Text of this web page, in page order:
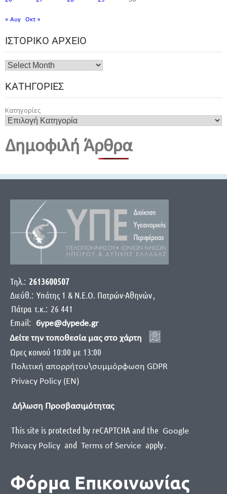
« Αυγ Οκτ »
ΙΣΤΟΡΙΚΌ ΑΡΧΕΊΟ
ΚΑΤΗΓΟΡΊΕΣ
Κατηγορίες
Δημοφιλή Άρθρα
Τηλ.: 2613600507
Διεύθ.: Yπάτης 1 & Ν.Ε.Ο. Πατρών-Αθηνών,
Πάτρα τ.κ.: 26 441
Email:
6ype@dypede.gr
Δείτε την τοποθεσία μας στο χάρτη
Ωρες κοινού 10:00 με 13:00
Πολιτική απορρήτου\συμμόρφωση GDPR
Privacy Policy (EN)
Δήλωση Προσβασιμότητας
This site is protected by reCAPTCHA and the Google
Privacy Policy and Terms of Service apply.
Φόρμα Επικοινωνίας